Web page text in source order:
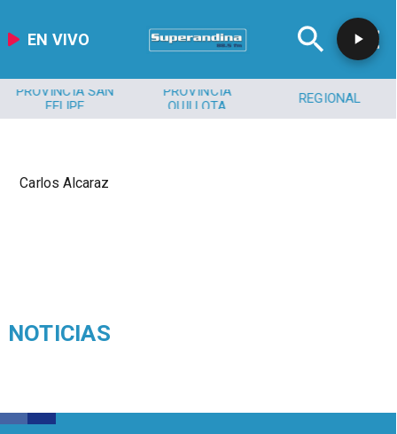
EN VIVO
PROVINCIA SAN
FELIPE
PROVINCIA
QUILLOTA
REGIONAL
Carlos Alcaraz
NOTICIAS